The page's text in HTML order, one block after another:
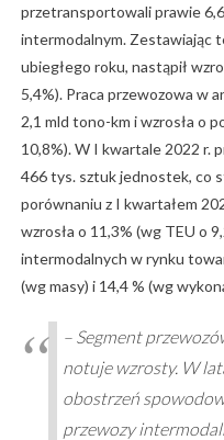
przetransportowali prawie
intermodalnym. Zestawiając
ubiegłego roku, nastąpił
5,4%). Praca przewozowa w
2,1 mld tono-km i wzrosła o
10,8%). W I kwartale 2022 r.
466 tys. sztuk jednostek, co
porównaniu z I kwartałem
wzrosła o 11,3% (wg TEU o
intermodalnych w rynku
(wg masy) i 14,4 % (wg
– Segment
notuje wzrosty. W
obostrzeń
przewozy